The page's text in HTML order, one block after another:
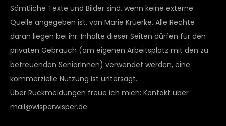
Sämtliche Texte und Bilder sind, wenn keine externe
Quelle angegeben ist, von Marie Krüerke. Alle Rechte
daran liegen bei ihr. Inhalte dieser Seiten dürfen für den
privaten Gebrauch (am eigenen Arbeitsplatz mit den zu
betreuenden SeniorInnen) verwendet werden, eine
kommerzielle Nutzung ist untersagt.
Über Rückmeldungen freue ich mich: Kontakt über
mail@wisperwisper.de